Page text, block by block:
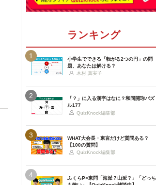
ランキング
1
小学生でできる「転がる2つの円」の問
題、あなたは解ける？
木村 真実子
2
「？」に入る漢字はなに？和同開珎パズ
ル177
QuizKnock編集部
3
WHAT大会長・東言だけど質問ある？
【100の質問】
QuizKnock編集部
4
ふくらP×東問「海派？山派？」「どっち